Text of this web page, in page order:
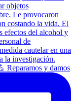
y damos